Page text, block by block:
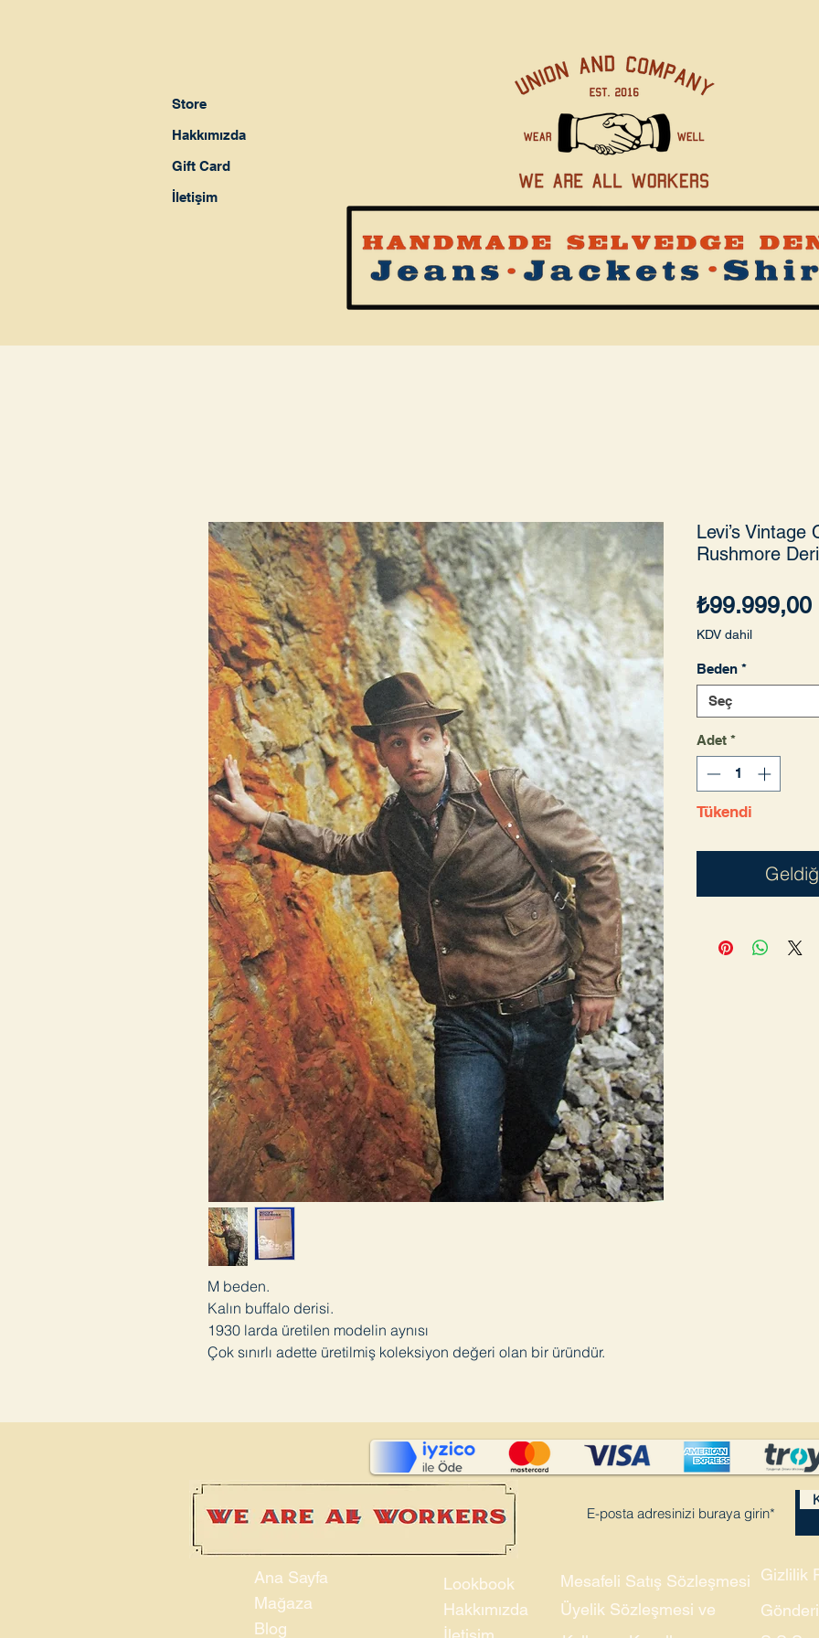
Store
Hakkımızda
Gift Card
İletişim
M beden.
Kalın buffalo derisi.
1930 larda üretilen modelin aynısı
Çok sınırlı adette üretilmiş koleksiyon değeri olan bir üründür.
Levi’s Vintage
Rushmore
₺99.999,00
KDV dahil
Beden *
Seç
Adet *
Tükendi
Ana Sayfa
Mağaza
Blog
Üyelik Sözleşmesi ve
Mesafeli Satış Sözleşmesi
Lookbook
Hakkımızda
Gizlilik